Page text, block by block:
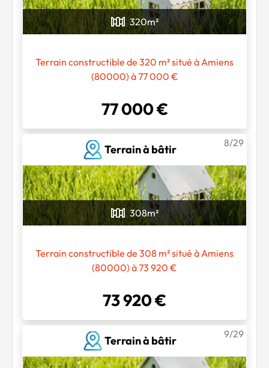
320m²
Terrain constructible de 320 m² situé à Amiens
(80000) à 77 000 €
77 000 €
Terrain à bâtir
8/29
308m²
Terrain constructible de 308 m² situé à Amiens
(80000) à 73 920 €
73 920 €
Terrain à bâtir
9/29